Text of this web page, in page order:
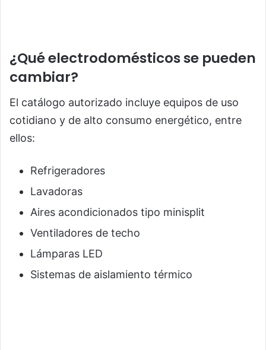
¿Qué electrodomésticos se pueden
cambiar?
El catálogo autorizado incluye equipos de uso
cotidiano y de alto consumo energético, entre
ellos:
Refrigeradores
Lavadoras
Aires acondicionados tipo minisplit
Ventiladores de techo
Lámparas LED
Sistemas de aislamiento térmico